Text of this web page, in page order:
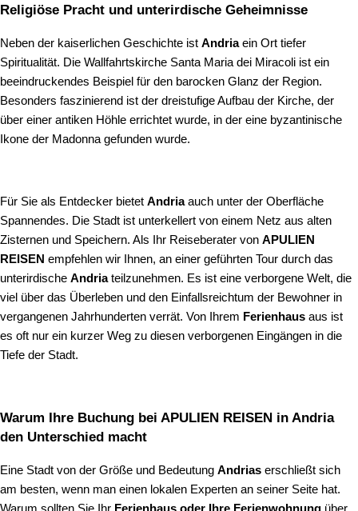
Religiöse Pracht und unterirdische Geheimnisse
Neben der kaiserlichen Geschichte ist Andriaein Ort tiefer
Spiritualität. Die Wallfahrtskirche Santa Maria dei Miracoli ist ein
beeindruckendes Beispiel für den barocken Glanz der Region.
Besonders faszinierend ist der dreistufige Aufbau der Kirche, der
über einer antiken Höhle errichtet wurde, in der eine byzantinische
Ikone der Madonna gefunden wurde.
Für Sie als Entdecker bietet Andriaauch unter der Oberfläche
Spannendes. Die Stadt ist unterkellert von einem Netz aus alten
Zisternen und Speichern. Als Ihr Reiseberater von APULIEN
REISEN empfehlen wir Ihnen, an einer geführten Tour durch das
unterirdische Andriateilzunehmen. Es ist eine verborgene Welt, die
viel über das Überleben und den Einfallsreichtum der Bewohner in
vergangenen Jahrhunderten verrät. Von Ihrem Ferienhaus aus ist
es oft nur ein kurzer Weg zu diesen verborgenen Eingängen in die
Tiefe der Stadt.
Warum Ihre Buchung bei APULIEN REISEN in Andria
den Unterschied macht
Eine Stadt von der Größe und Bedeutung Andrias erschließt sich
am besten, wenn man einen lokalen Experten an seiner Seite hat.